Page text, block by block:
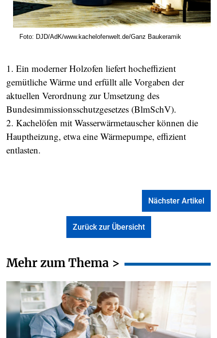
Foto: DJD/AdK/www.kachelofenwelt.de/Ganz Baukeramik
1. Ein moderner Holzofen liefert hocheffizient
gemütliche Wärme und erfüllt alle Vorgaben der
aktuellen Verordnung zur Umsetzung des
Bundesimmissionsschutzgesetzes (BlmSchV).
2. Kachelöfen mit Wasserwärmetauscher können die
Hauptheizung, etwa eine Wärmepumpe, effizient
entlasten.
Nächster Artikel
Zurück zur Übersicht
Mehr zum Thema >